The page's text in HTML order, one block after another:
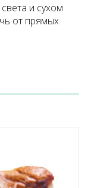
и сухом
от прямых